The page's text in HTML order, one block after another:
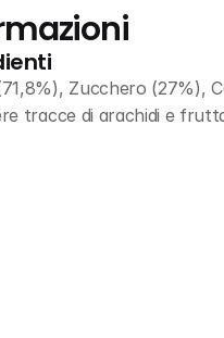
Zucchero (27%),
tracce di arachidi e